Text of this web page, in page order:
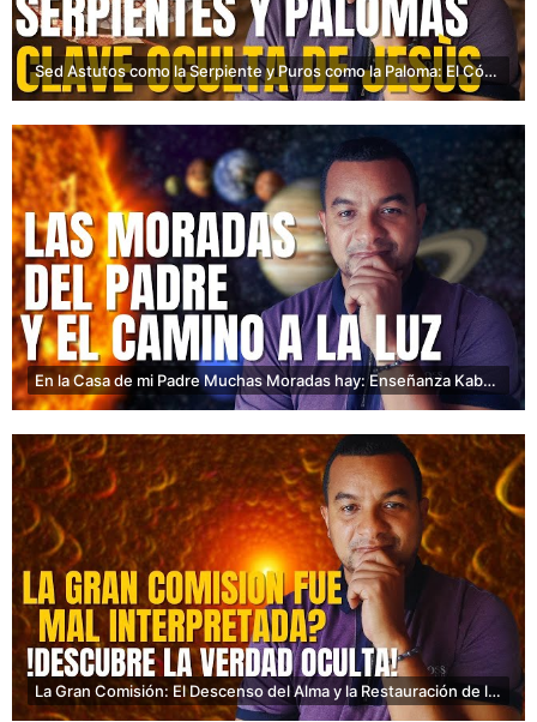
Sed Astutos como la Serpiente y Puros como la Paloma: El Código Oculto de Jesús
En la Casa de mi Padre Muchas Moradas hay: Enseñanza Kabbalistica de Jesùs
La Gran Comisión: El Descenso del Alma y la Restauración de la Luz Perdida